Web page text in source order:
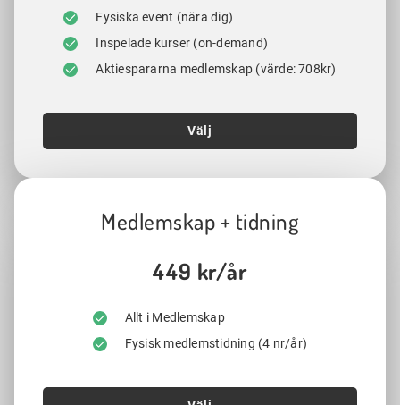
Fysiska event (nära dig)
Inspelade kurser (on-demand)
Aktiespararna medlemskap (värde: 708kr)
Välj
Medlemskap + tidning
449 kr/år
Allt i Medlemskap
Fysisk medlemstidning (4 nr/år)